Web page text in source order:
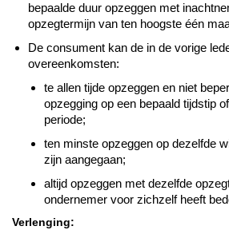
bepaalde duur opzeggen met
opzegtermijn van ten hoogste één
De consument kan de in de vorige
overeenkomsten:
te allen tijde opzeggen en niet
opzegging op een bepaald tijdstip
periode;
ten minste opzeggen op dezelfde
zijn aangegaan;
altijd opzeggen met dezelfde
ondernemer voor zichzelf heeft
Verlenging: